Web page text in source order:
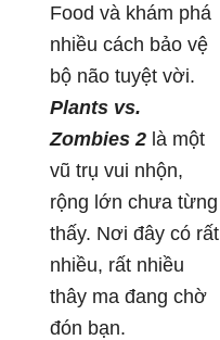
Food và khám phá
nhiều cách bảo vệ
bộ não tuyệt vời.
Plants vs.
Zombies 2 là một
vũ trụ vui nhộn,
rộng lớn chưa từng
thấy. Nơi đây có rất
nhiều, rất nhiều
thây ma đang chờ
đón bạn.